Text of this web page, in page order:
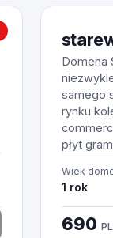
Domena
samego
rynku
płyt
Wiek
1 rok
690